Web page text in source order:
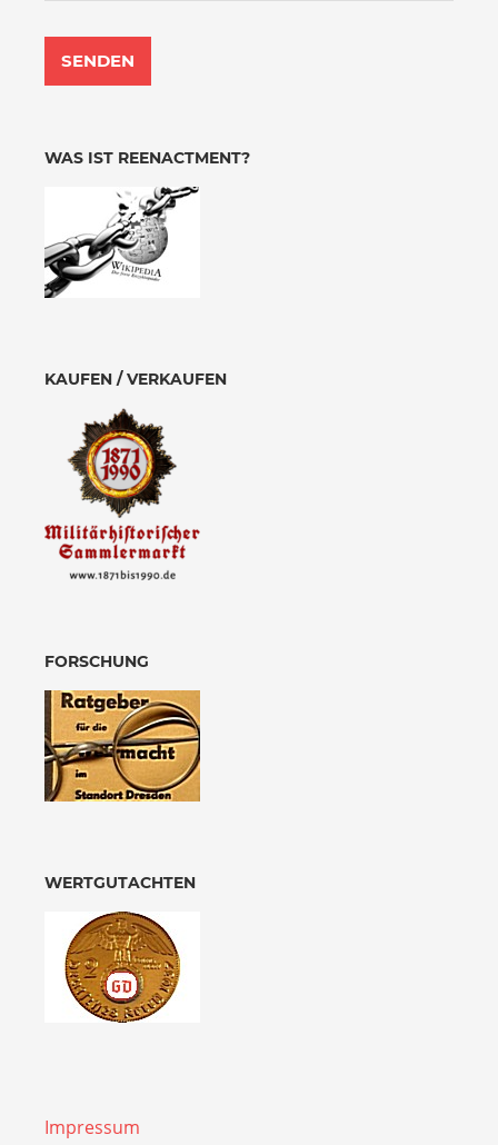
WAS IST REENACTMENT?
KAUFEN / VERKAUFEN
FORSCHUNG
WERTGUTACHTEN
Impressum